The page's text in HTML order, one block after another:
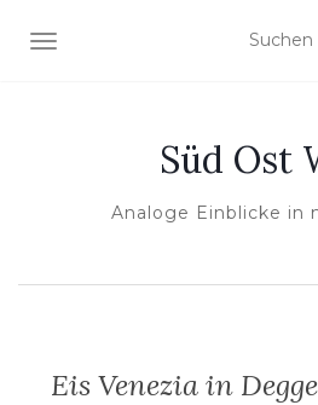
NAVIGATION UMSCHALTEN
Süd Ost
Analoge Einblicke in
Eis Venezia in